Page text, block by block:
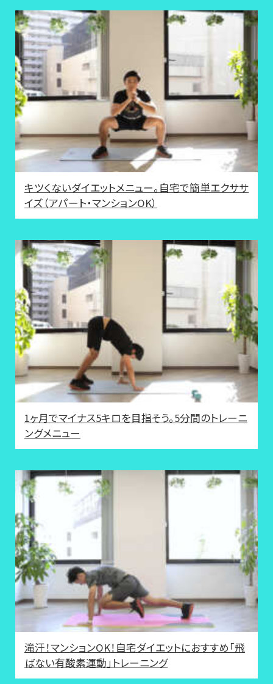
キツくないダイエットメニュー。自宅で簡単エクササ
イズ（アパート・マンションOK）
1ヶ月でマイナス5キロを目指そう。5分間のトレーニ
ングメニュー
滝汗！マンションOK！自宅ダイエットにおすすめ「飛
ばない有酸素運動」トレーニング